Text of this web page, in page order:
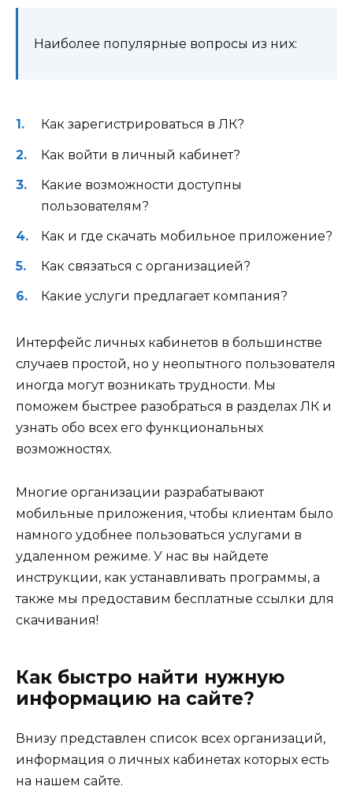
Наиболее популярные вопросы из них:
Как зарегистрироваться в ЛК?
Как войти в личный кабинет?
Какие возможности доступны
пользователям?
Как и где скачать мобильное приложение?
Как связаться с организацией?
Какие услуги предлагает компания?
Интерфейс личных кабинетов в большинстве
случаев простой, но у неопытного пользователя
иногда могут возникать трудности. Мы
поможем быстрее разобраться в разделах ЛК и
узнать обо всех его функциональных
возможностях.
Многие организации разрабатывают
мобильные приложения, чтобы клиентам было
намного удобнее пользоваться услугами в
удаленном режиме. У нас вы найдете
инструкции, как устанавливать программы, а
также мы предоставим бесплатные ссылки для
скачивания!
Как быстро найти нужную
информацию на сайте?
Внизу представлен список всех организаций,
информация о личных кабинетах которых есть
на нашем сайте.